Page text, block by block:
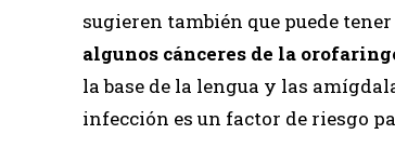
sugieren también que puede
algunos cánceres de la
la base de la lengua y las
infección es un factor de riesgo